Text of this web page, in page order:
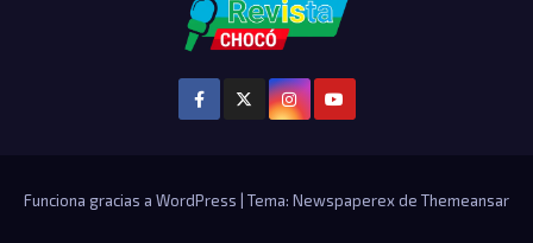
Funciona gracias a WordPress Tema: Newspaperex de Themeansar